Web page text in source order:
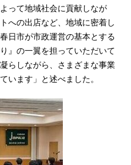
って地域社会に貢献しなが
への出店など、地域に密着し
日市が市政運営の基本とする
』の一翼を担っていただいて
らしながら、さまざまな事業
います」と述べました。